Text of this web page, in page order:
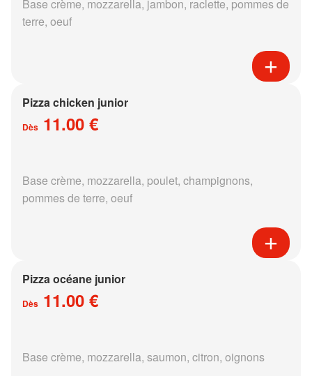
Base crème, mozzarella, jambon, raclette, pommes de
terre, oeuf
Pizza chicken junior
Dès 11.00 €
Base crème, mozzarella, poulet, champignons,
pommes de terre, oeuf
Pizza océane junior
Dès 11.00 €
Base crème, mozzarella, saumon, citron, oignons